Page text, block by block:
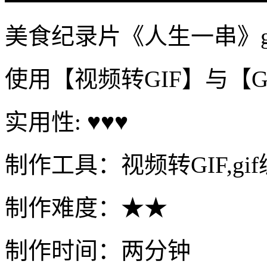
美食纪录片《人生一串
使用【视频转GIF】与【
实用性: ♥♥♥
制作工具：视频转GIF,gif
制作难度：★★
制作时间：两分钟